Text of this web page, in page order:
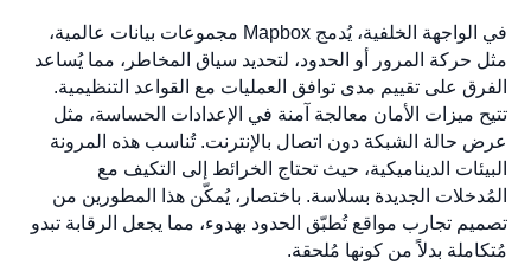
في الواجهة الخلفية، يُدمج Mapbox مجموعات بيانات عالمية،
مثل حركة المرور أو الحدود، لتحديد سياق المخاطر، مما يُساعد
الفرق على تقييم مدى توافق العمليات مع القواعد التنظيمية.
تتيح ميزات الأمان معالجة آمنة في الإعدادات الحساسة، مثل
عرض حالة الشبكة دون اتصال بالإنترنت. تُناسب هذه المرونة
البيئات الديناميكية، حيث تحتاج الخرائط إلى التكيف مع
المُدخلات الجديدة بسلاسة. باختصار، يُمكّن هذا المطورين من
تصميم تجارب مواقع تُطبّق الحدود بهدوء، مما يجعل الرقابة تبدو
مُتكاملة بدلاً من كونها مُلحقة.